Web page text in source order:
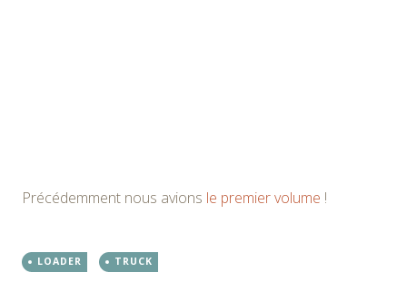
Précédemment nous avions le premier volume !
LOADER TRUCK